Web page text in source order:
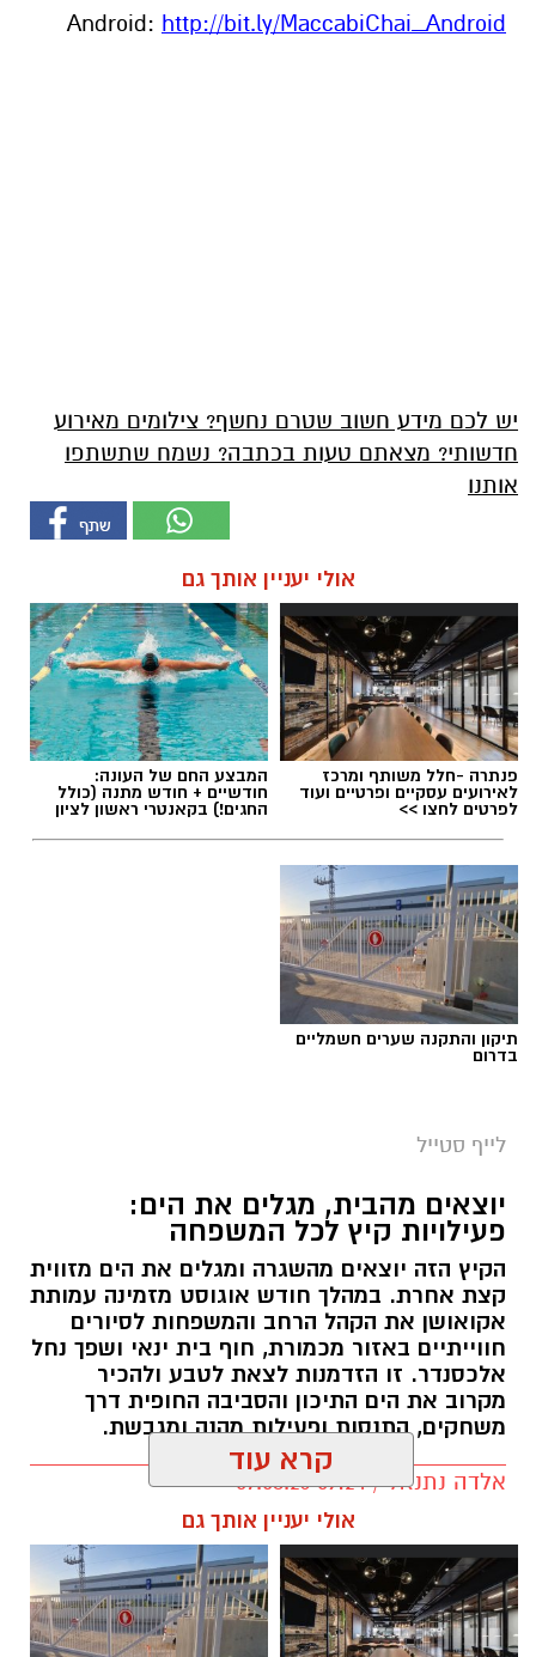
Android: http://bit.ly/MaccabiChai_Android
יש לכם מידע חשוב שטרם נחשף? צילומים מאירוע
חדשותי? מצאתם טעות בכתבה? נשמח שתשתפו
אותנו
אולי יעניין אותך גם
פנתרה -חלל משותף ומרכז
לאירועים עסקיים ופרטיים ועוד
לפרטים לחצו >>
המבצע החם של העונה:
חודשיים + חודש מתנה (כולל
החגים!) בקאנטרי ראשון לציון
תיקון והתקנה שערים חשמליים
בדרום
לייף סטייל
יוצאים מהבית, מגלים את הים:
פעילויות קיץ לכל המשפחה
הקיץ הזה יוצאים מהשגרה ומגלים את הים מזווית
קצת אחרת. במהלך חודש אוגוסט מזמינה עמותת
אקואושן את הקהל הרחב והמשפחות לסיורים
חווייתיים באזור מכמורת, חוף בית ינאי ושפך נחל
אלכסנדר. זו הזדמנות לצאת לטבע ולהכיר
מקרוב את הים התיכון והסביבה החופית דרך
משחקים, התנסות ופעילות מהנה ומגבשת.
אלדה נתנאל / 09:24 07.08.26
קרא עוד
אולי יעניין אותך גם